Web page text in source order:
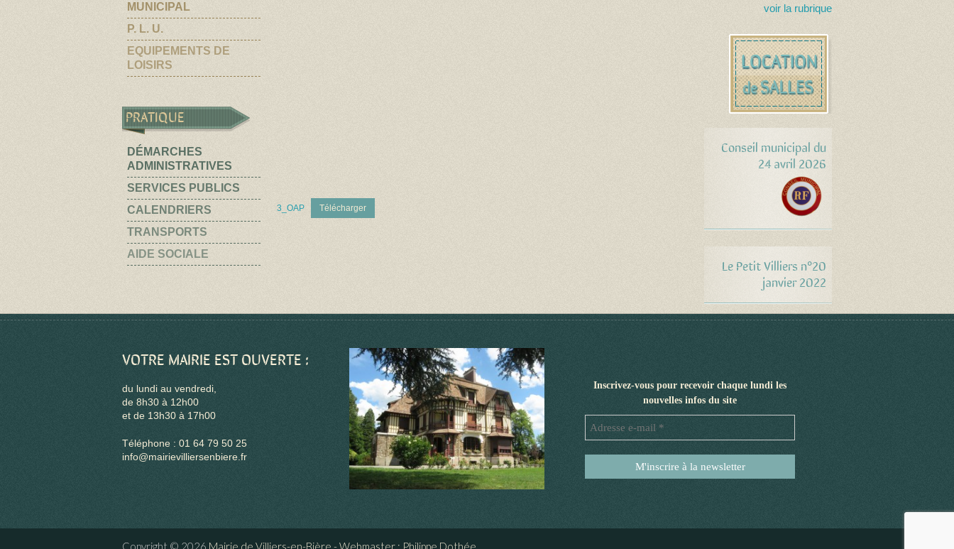
3_OAP Télécharger
MUNICIPAL
P. L. U.
EQUIPEMENTS DE
LOISIRS
PRATIQUE
DÉMARCHES
ADMINISTRATIVES
SERVICES PUBLICS
CALENDRIERS
TRANSPORTS
AIDE SOCIALE
voir la rubrique
Conseil municipal du
24 avril 2026
Le Petit Villiers n°20
janvier 2022
VOTRE MAIRIE EST OUVERTE :
du lundi au vendredi,
de 8h30 à 12h00
et de 13h30 à 17h00
Téléphone : 01 64 79 50 25
info@mairievilliersenbiere.fr
Inscrivez-vous pour recevoir chaque lundi les
nouvelles infos du site
*
Copyright © 2026 Mairie de Villiers-en-Bière - Webmaster : Philippe Dothée